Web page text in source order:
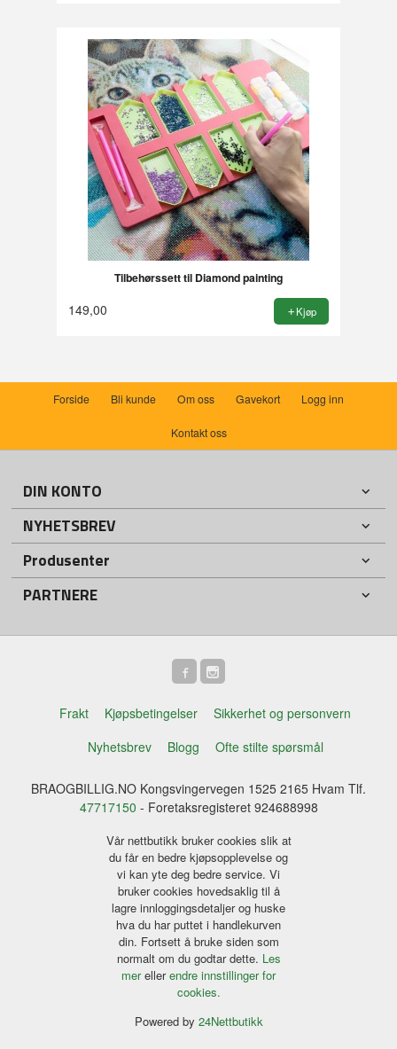
Tilbehørssett til Diamond painting
149,00 Kjøp
Forside Bli kunde Om oss Gavekort Logg inn
Kontakt oss
DIN KONTO
NYHETSBREV
Produsenter
PARTNERE
Frakt Kjøpsbetingelser
Sikkerhet og personvern
Nyhetsbrev
Blogg Ofte stilte spørsmål
BRAOGBILLIG.NO Kongsvingervegen 1525 2165 Hvam Tlf.
47717150 - Foretaksregisteret 924688998
Vår nettbutikk bruker cookies slik at
du får en bedre kjøpsopplevelse og
vi kan yte deg bedre service. Vi
bruker cookies hovedsaklig til å
lagre innloggingsdetaljer og huske
hva du har puttet i handlekurven
din. Fortsett å bruke siden som
normalt om du godtar dette. Les
merellerendre innstillinger for
cookies.
Powered by 24Nettbutikk